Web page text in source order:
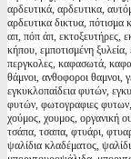
αρδευτικά, αρδευτικα,
αρδευτικα δικτυα,
απ, πόπ άπ, εκτοξευτήρες,
κήπου, εμποτισμένη
περγκολες, καφασωτά,
θάμνοι, ανθοφοροι θαμνοι,
εγκυκλοπαίδεια φυτών,
φυτών, φωτογραφιες
χούμος, χουμος, οργανική
τσάπα, τσαπα, φτυάρι,
ψαλίδια κλαδέματος,